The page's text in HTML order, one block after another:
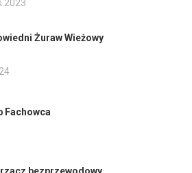
2023
Żuraw Wieżowy
Fachowca